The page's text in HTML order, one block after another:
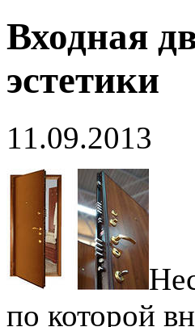
Входная
эстетики
11.09.2013
по которой